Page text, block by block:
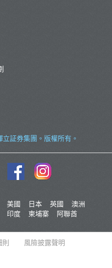
立証券集團 。版權所有。
美國 日本 英國
澳洲
印度 柬埔寨
阿聯酋
則
風險披露聲明